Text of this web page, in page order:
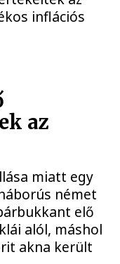
inflációs
az
miatt egy
német
elő
alól, máshol
akna került